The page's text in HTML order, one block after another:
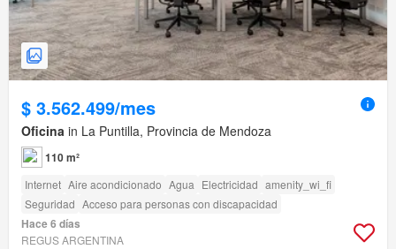
$ 3.562.499/mes
Oficina in La Puntilla, Provincia de Mendoza
110 m²
Internet Aire acondicionado Agua Electricidad amenity_wi_fi
Seguridad Acceso para personas con discapacidad
Hace 6 días
REGUS ARGENTINA